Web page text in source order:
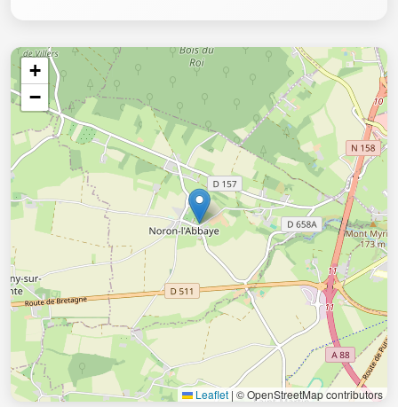
+
−
Leaflet | © OpenStreetMap contributors